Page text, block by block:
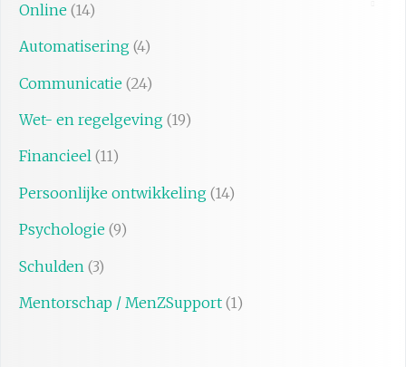
Online (14)
Automatisering (4)
Communicatie (24)
Wet- en regelgeving (19)
Financieel (11)
Persoonlijke ontwikkeling (14)
Psychologie (9)
Schulden (3)
Mentorschap / MenZSupport (1)